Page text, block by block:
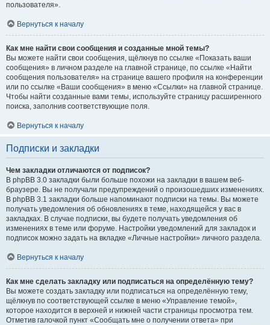
пользователя».
Вернуться к началу
Как мне найти свои сообщения и созданные мной темы?
Вы можете найти свои сообщения, щёлкнув по ссылке «Показать ваши
сообщения» в личном разделе на главной странице, по ссылке «Найти
сообщения пользователя» на странице вашего профиля на конференции
или по ссылке «Ваши сообщения» в меню «Ссылки» на главной странице.
Чтобы найти созданные вами темы, используйте страницу расширенного
поиска, заполнив соответствующие поля.
Вернуться к началу
Подписки и закладки
Чем закладки отличаются от подписок?
В phpBB 3.0 закладки были больше похожи на закладки в вашем веб-
браузере. Вы не получали предупреждений о произошедших изменениях.
В phpBB 3.1 закладки больше напоминают подписки на темы. Вы можете
получать уведомления об обновлениях в теме, находящейся у вас в
закладках. В случае подписки, вы будете получать уведомления об
изменениях в теме или форуме. Настройки уведомлений для закладок и
подписок можно задать на вкладке «Личные настройки» личного раздела.
Вернуться к началу
Как мне сделать закладку или подписаться на определённую тему?
Вы можете создать закладку или подписаться на определённую тему,
щёлкнув по соответствующей ссылке в меню «Управление темой»,
которое находится в верхней и нижней части страницы просмотра тем.
Отметив галочкой пункт «Сообщать мне о получении ответа» при